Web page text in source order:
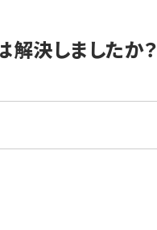
解決しましたか？